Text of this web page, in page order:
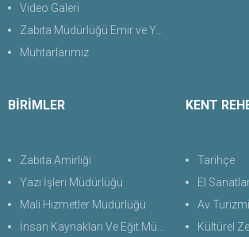
Video Galeri
Zabıta Müdürlüğü Emir ve Yasaklar Uygulama Yönetmeliği 2026
Muhtarlarımız
BİRİMLER
Zabıta Amirliği
Yazı İşleri Müdürlüğü
Mali Hizmetler Müdürlüğü
İnsan Kaynakları Ve Eğit.Müdürlüğü
KENT
Tarihçe
El
Av Turizmi
Kültürel